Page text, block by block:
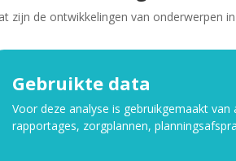
zijn de ontwikkelingen van onderwerpen
Gebruikte data
Voor deze analyse is gebruikgemaakt
rapportages, zorgplannen,